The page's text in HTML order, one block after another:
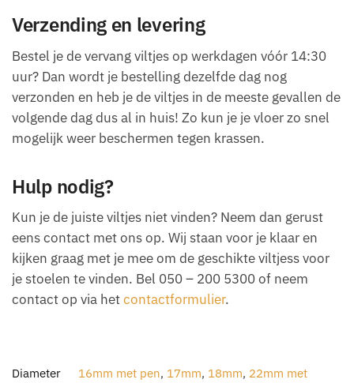
Verzending en levering
Bestel je de vervang viltjes op werkdagen vóór 14:30
uur? Dan wordt je bestelling dezelfde dag nog
verzonden en heb je de viltjes in de meeste gevallen de
volgende dag dus al in huis! Zo kun je je vloer zo snel
mogelijk weer beschermen tegen krassen.
Hulp nodig?
Kun je de juiste viltjes niet vinden? Neem dan gerust
eens contact met ons op. Wij staan voor je klaar en
kijken graag met je mee om de geschikte viltjess voor
je stoelen te vinden. Bel 050 – 200 5300 of neem
contact op via hetcontactformulier.
Diameter 16mm met pen, 17mm, 18mm, 22mm met